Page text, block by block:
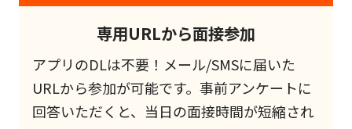
専用URLから面接参加
アプリのDLは不要！メール/SMSに届いた
URLから参加が可能です。事前アンケートに
回答いただくと、当日の面接時間が短縮され